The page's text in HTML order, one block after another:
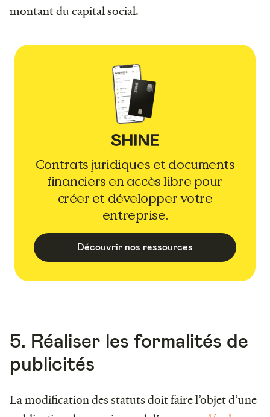
montant du capital social.
Contrats juridiques et documents
financiers en accès libre pour
créer et développer votre
entreprise.
Découvrir nos ressources
5. Réaliser les formalités de
publicités
La modification des statuts doit faire l’objet d’une